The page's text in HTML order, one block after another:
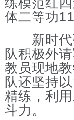
练模范红
体二等功
新时代强
队积极外
教员现地
队还坚持
精练，利
斗力。